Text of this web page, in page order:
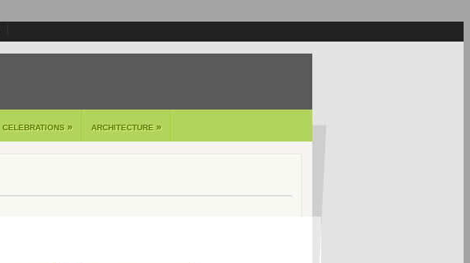
CELEBRATIONS » ARCHITECTURE »